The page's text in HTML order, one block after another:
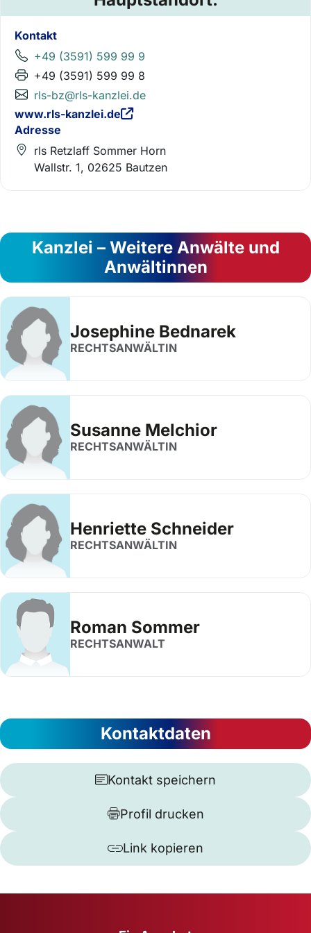
Kontakt
+49 (3591) 599 99 9
+49 (3591) 599 99 8
rls-bz@rls-kanzlei.de
www.rls-kanzlei.de
Adresse
rls Retzlaff Sommer Horn
Wallstr. 1, 02625 Bautzen
Kanzlei – Weitere Anwälte und
Anwältinnen
Josephine Bednarek
RECHTSANWÄLTIN
Susanne Melchior
RECHTSANWÄLTIN
Henriette Schneider
RECHTSANWÄLTIN
Roman Sommer
RECHTSANWALT
Kontaktdaten
Kontakt speichern
Profil drucken
Link kopieren